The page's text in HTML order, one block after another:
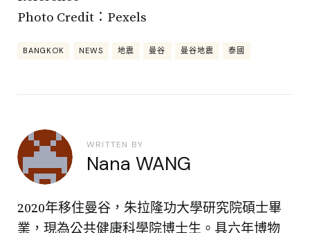
Photo Credit：Pexels
BANGKOK NEWS 地震 曼谷 曼谷地震 泰國
WRITTEN BY
Nana WANG
2020年移住曼谷，朱拉隆功大學研究院碩士畢
業，現為公共健康科學院博士生。具六年博物